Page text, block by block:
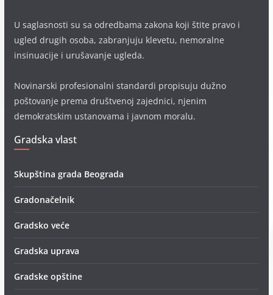
U saglasnosti su sa odredbama zakona koji štite pravo i
ugled drugih osoba, zabranjuju klevetu, nemoralne
insinuacije i urušavanje ugleda.
Novinarski profesionalni standardi propisuju dužno
poštovanje prema društvenoj zajednici, njenim
demokratskim ustanovama i javnom moralu.
Gradska vlast
Skupština grada Beograda
Gradonačelnik
Gradsko veće
Gradska uprava
Gradske opštine